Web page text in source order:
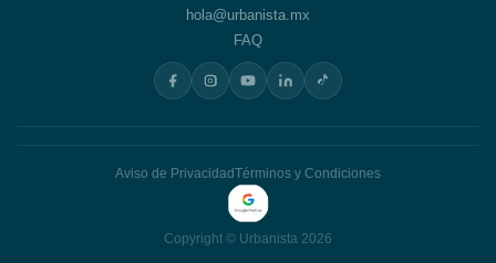
hola@urbanista.mx
FAQ
Aviso de PrivacidadTérminos y Condiciones
Copyright © Urbanista 2026